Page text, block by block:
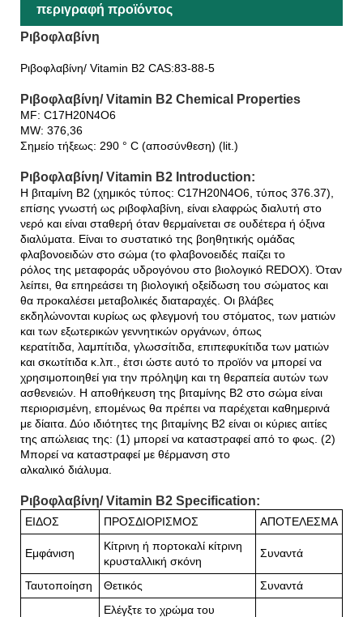
περιγραφή προϊόντος
Ριβοφλαβίνη
Ριβοφλαβίνη/ Vitamin B2 CAS:83-88-5
Ριβοφλαβίνη/ Vitamin B2 Chemical Properties
MF: C17H20N4O6
MW: 376,36
Σημείο τήξεως: 290 ° C (αποσύνθεση) (lit.)
Ριβοφλαβίνη/ Vitamin B2 Introduction:
Η βιταμίνη Β2 (χημικός τύπος: C17H20N4O6, τύπος 376.37),
επίσης γνωστή ως ριβοφλαβίνη, είναι ελαφρώς διαλυτή στο
νερό και είναι σταθερή όταν θερμαίνεται σε ουδέτερα ή όξινα
διαλύματα. Είναι το συστατικό της βοηθητικής ομάδας
φλαβονοειδών στο σώμα (το φλαβονοειδές παίζει το
ρόλος της μεταφοράς υδρογόνου στο βιολογικό REDOX). Όταν
λείπει, θα επηρεάσει τη βιολογική οξείδωση του σώματος και
θα προκαλέσει μεταβολικές διαταραχές. Οι βλάβες
εκδηλώνονται κυρίως ως φλεγμονή του στόματος, των ματιών
και των εξωτερικών γεννητικών οργάνων, όπως
κερατίτιδα, λαμπίτιδα, γλωσσίτιδα, επιπεφυκίτιδα των ματιών
και σκωτίτιδα κ.λπ., έτσι ώστε αυτό το προϊόν να μπορεί να
χρησιμοποιηθεί για την πρόληψη και τη θεραπεία αυτών των
ασθενειών. Η αποθήκευση της βιταμίνης Β2 στο σώμα είναι
περιορισμένη, επομένως θα πρέπει να παρέχεται καθημερινά
με δίαιτα. Δύο ιδιότητες της βιταμίνης Β2 είναι οι κύριες αιτίες
της απώλειας της: (1) μπορεί να καταστραφεί από το φως. (2)
Μπορεί να καταστραφεί με θέρμανση στο
αλκαλικό διάλυμα.
Ριβοφλαβίνη/ Vitamin B2 Specification:
ΕΙΔΟΣ ΠΡΟΣΔΙΟΡΙΣΜΟΣ ΑΠΟΤΕΛΕΣΜΑ
Εμφάνιση
Κίτρινη ή πορτοκαλί κίτρινη
κρυσταλλική σκόνη
Συναντά
Ταυτοποίηση Θετικός Συναντά
Ελέγξτε το χρώμα του